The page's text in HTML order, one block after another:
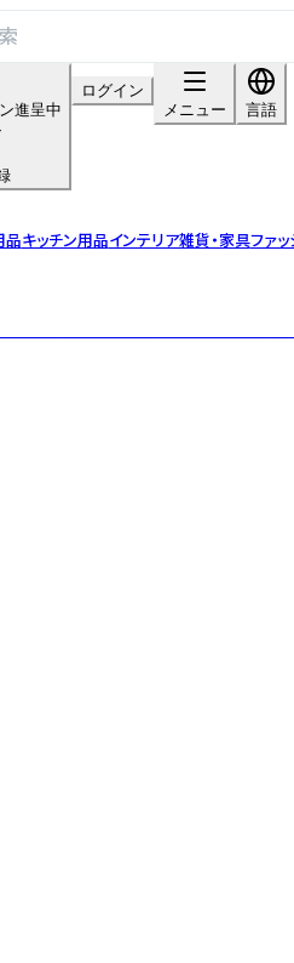
進呈中
ログイン
メニュー
言語
品キッチン用品インテリア雑貨・家具ファッ